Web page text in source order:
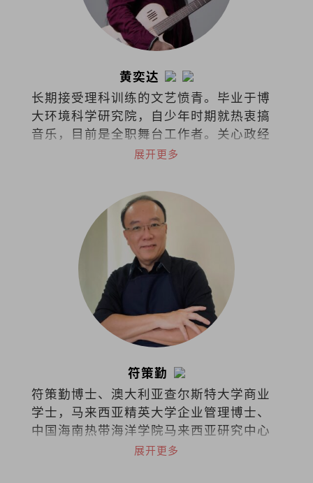
黄奕达
长期接受理科训练的文艺愤青。毕业于博
大环境科学研究院，自少年时期就热衷搞
音乐，目前是全职舞台工作者。关心政经
文教、两性课题、意识形态、人性陋
展开更多
符策勤
符策勤博士、澳大利亚查尔斯特大学商业
学士，马来西亚精英大学企业管理博士、
中国海南热带海洋学院马来西亚研究中心
学术委员会委员。展开更多